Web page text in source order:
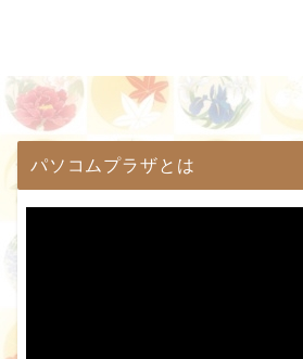
パソコムプラザとは